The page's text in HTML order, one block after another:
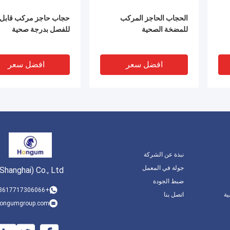
حجاب حاجز مركب قابل
للفصل بدرجة صحية
افضل سعر
الحجاب الحاجز المركب
للمضخة الصحية
افضل سعر
غشاء مركب لاصق
Co., Ltd
+8617717306066
نبذة عن الشركة
جولة في المعمل
ضبط الجودة
اتصل بنا